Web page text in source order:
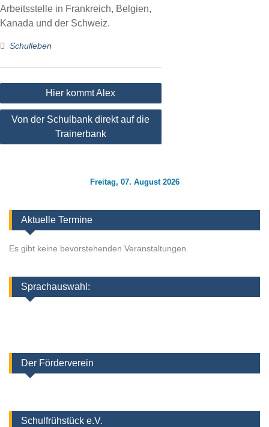
Arbeitsstelle in Frankreich, Belgien,
Kanada und der Schweiz.
Schulleben
Beitragsnavigation
Hier kommt Alex
Von der Schulbank direkt auf die
Trainerbank
Freitag, 07. August 2026
Aktuelle Termine
Es gibt keine bevorstehenden Veranstaltungen.
Sprachauswahl:
Der Förderverein
Schulfrühstück e.V.